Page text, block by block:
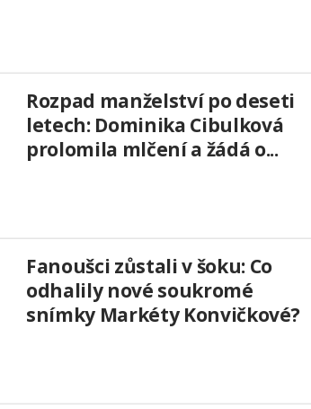
Rozpad manželství po deseti
letech: Dominika Cibulková
prolomila mlčení a žádá o...
Fanoušci zůstali v šoku: Co
odhalily nové soukromé
snímky Markéty Konvičkové?